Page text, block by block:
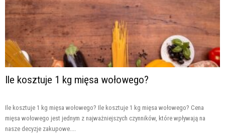
Ile kosztuje 1 kg mięsa wołowego?
Ile kosztuje 1 kg mięsa wołowego? Ile kosztuje 1 kg mięsa wołowego? Cena
mięsa wołowego jest jednym z najważniejszych czynników, które wpływają na
nasze decyzje zakupowe....